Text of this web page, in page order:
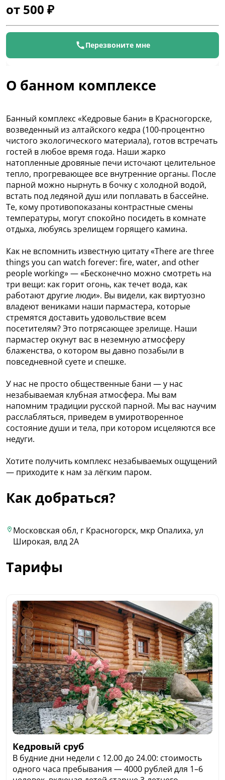
от 500 ₽
Перезвоните мне
О банном комплексе
Банный комплекс «Кедровые бани» в Красногорске,
возведенный из алтайского кедра (100-процентно
чистого экологического материала), готов встречать
гостей в любое время года. Наши жарко
натопленные дровяные печи источают целительное
тепло, прогревающее все внутренние органы. После
парной можно нырнуть в бочку с холодной водой,
встать под ледяной душ или поплавать в бассейне.
Те, кому противопоказаны контрастные смены
температуры, могут спокойно посидеть в комнате
отдыха, любуясь зрелищем горящего камина.
Как не вспомнить известную цитату «There are three
things you can watch forever: fire, water, and other
people working» — «Бесконечно можно смотреть на
три вещи: как горит огонь, как течет вода, как
работают другие люди». Вы видели, как виртуозно
владеют вениками наши пармастера, которые
стремятся доставить удовольствие всем
посетителям? Это потрясающее зрелище. Наши
пармастер окунут вас в неземную атмосферу
блаженства, о котором вы давно позабыли в
повседневной суете и спешке.
У нас не просто общественные бани — у нас
незабываемая клубная атмосфера. Мы вам
напомним традиции русской парной. Мы вас научим
расслабляться, приведем в умиротворенное
состояние души и тела, при котором исцеляются все
недуги.
Хотите получить комплекс незабываемых ощущений
— приходите к нам за лёгким паром.
Как добраться?
Московская обл, г Красногорск, мкр Опалиха, ул
Широкая, влд 2А
Тарифы
Кедровый сруб
В будние дни недели c 12.00 до 24.00: стоимость
одного часа пребывания — 4000 рублей для 1–6